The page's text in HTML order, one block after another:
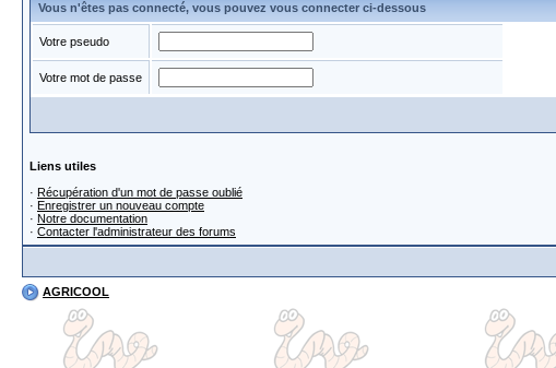
Vous n'êtes pas connecté, vous pouvez vous connecter ci-dessous
Votre pseudo
Votre mot de passe
Liens utiles
· Récupération d'un mot de passe oublié
· Enregistrer un nouveau compte
· Notre documentation
· Contacter l'administrateur des forums
AGRICOOL